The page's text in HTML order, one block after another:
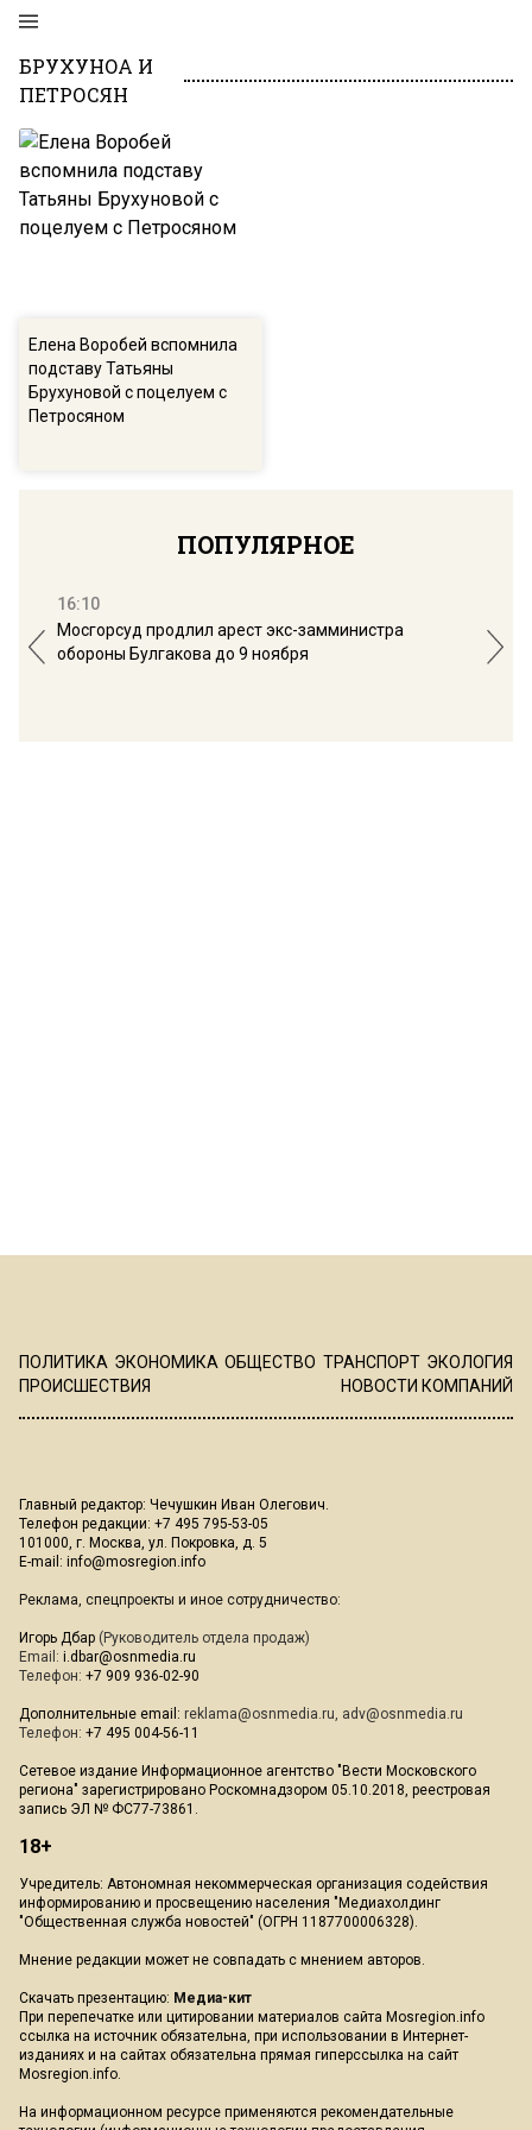
БРУХУНОА И
ПЕТРОСЯН
Елена Воробей вспомнила
подставу Татьяны
Брухуновой с поцелуем с
Петросяном
ПОПУЛЯРНОЕ
16:10
Мосгорсуд продлил арест экс-замминистра
обороны Булгакова до 9 ноября
ПОЛИТИКА ЭКОНОМИКА ОБЩЕСТВО ТРАНСПОРТ ЭКОЛОГИЯ
ПРОИСШЕСТВИЯ
НОВОСТИ КОМПАНИЙ
Главный редактор: Чечушкин Иван Олегович.
Телефон редакции: +7 495 795-53-05
101000, г. Москва, ул. Покровка, д. 5
E-mail: info@mosregion.info
Реклама, спецпроекты и иное сотрудничество:
Игорь Дбар (Руководитель отдела продаж)
Email: i.dbar@osnmedia.ru
Телефон: +7 909 936-02-90
Дополнительные email: reklama@osnmedia.ru, adv@osnmedia.ru
Телефон: +7 495 004-56-11
Сетевое издание Информационное агентство "Вести Московского
региона" зарегистрировано Роскомнадзором 05.10.2018, реестровая
запись ЭЛ № ФС77-73861.
18+
Учредитель: Автономная некоммерческая организация содействия
информированию и просвещению населения "Медиахолдинг
"Общественная служба новостей" (ОГРН 1187700006328).
Мнение редакции может не совпадать с мнением авторов.
Скачать презентацию: Медиа-кит
При перепечатке или цитировании материалов сайта Mosregion.info
ссылка на источник обязательна, при использовании в Интернет-
изданиях и на сайтах обязательна прямая гиперссылка на сайт
Mosregion.info.
На информационном ресурсе применяются рекомендательные